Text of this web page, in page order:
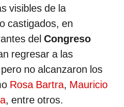
visibles de la
castigados, en
del Congreso
regresar a las
no alcanzaron los
Rosa Bartra, Mauricio
, entre otros.